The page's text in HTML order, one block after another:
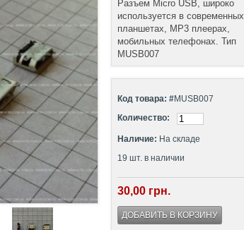
Разъем Micro USB, широко
используется в современных
планшетах, MP3 плеерах,
мобильных телефонах. Тип
MUSB007
Код товара: #MUSB007
Количество:
Наличие: На складе
19 шт. в наличии
30,00 грн.